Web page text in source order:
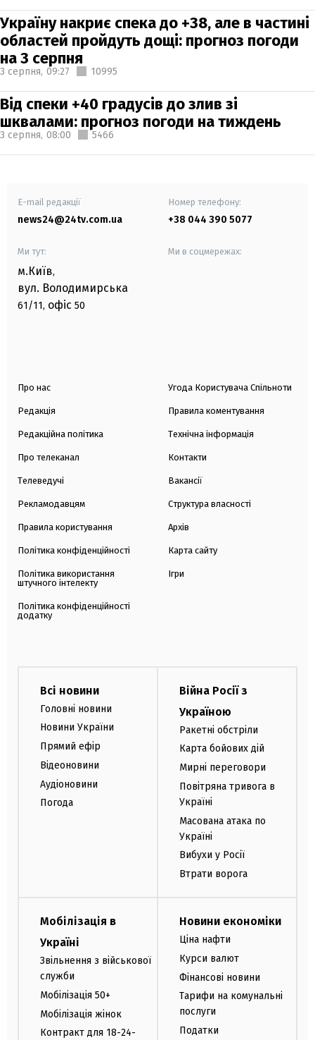
Україну накриє спека до +38, але в частині
областей пройдуть дощі: прогноз погоди
на 3 серпня
3 серпня, 09:27 10995
Від спеки +40 градусів до злив зі
шквалами: прогноз погоди на тиждень
3 серпня, 08:00 5466
E-mail редакції
news24@24tv.com.ua
Номер телефону:
+38 044 390 5077
Ми тут:
м.Київ,
вул. Володимирська
61/11, офіс 50
Ми в соцмережах:
Про нас
Редакція
Редакційна політика
Про телеканал
Телеведучі
Рекламодавцям
Правила користування
Політика конфіденційності
Політика використання
штучного інтелекту
Політика конфіденційності
додатку
Угода Користувача Спільноти
Правила коментування
Технічна інформація
Контакти
Вакансії
Структура власності
Архів
Карта сайту
Ігри
Всі новини
Головні новини
Новини України
Прямий ефір
Відеоновини
Аудіоновини
Погода
Війна Росії з
Україною
Ракетні обстріли
Карта бойових дій
Мирні переговори
Повітряна тривога в
Україні
Масована атака по
Україні
Вибухи у Росії
Втрати ворога
Мобілізація в
Україні
Звільнення з військової
служби
Мобілізація 50+
Мобілізація жінок
Контракт для 18-24-
Новини економіки
Ціна нафти
Курси валют
Фінансові новини
Тарифи на комунальні
послуги
Податки